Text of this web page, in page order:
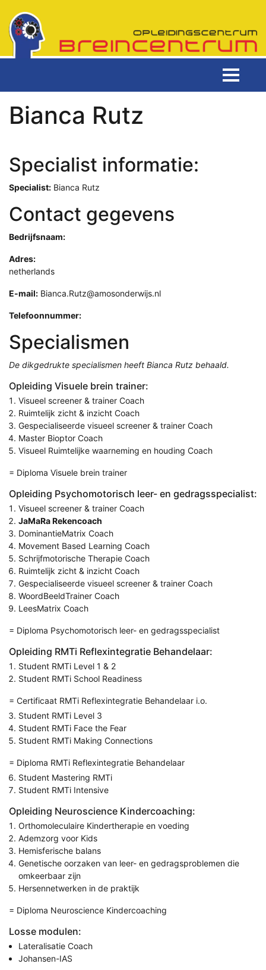
Bianca Rutz
Specialist informatie:
Specialist: Bianca Rutz
Contact gegevens
Bedrijfsnaam:
Adres:
netherlands
E-mail: Bianca.Rutz@amosonderwijs.nl
Telefoonnummer:
Specialismen
De dikgedrukte specialismen heeft Bianca Rutz behaald.
Opleiding Visuele brein trainer:
Visueel screener & trainer Coach
Ruimtelijk zicht & inzicht Coach
Gespecialiseerde visueel screener & trainer Coach
Master Bioptor Coach
Visueel Ruimtelijke waarneming en houding Coach
= Diploma Visuele brein trainer
Opleiding Psychomotorisch leer- en gedragsspecialist:
Visueel screener & trainer Coach
JaMaRa Rekencoach
DominantieMatrix Coach
Movement Based Learning Coach
Schrijfmotorische Therapie Coach
Ruimtelijk zicht & inzicht Coach
Gespecialiseerde visueel screener & trainer Coach
WoordBeeldTrainer Coach
LeesMatrix Coach
= Diploma Psychomotorisch leer- en gedragsspecialist
Opleiding RMTi Reflexintegratie Behandelaar:
Student RMTi Level 1 & 2
Student RMTi School Readiness
= Certificaat RMTi Reflexintegratie Behandelaar i.o.
Student RMTi Level 3
Student RMTi Face the Fear
Student RMTi Making Connections
= Diploma RMTi Reflexintegratie Behandelaar
Student Mastering RMTi
Student RMTi Intensive
Opleiding Neuroscience Kindercoaching:
Orthomoleculaire Kindertherapie en voeding
Ademzorg voor Kids
Hemisferische balans
Genetische oorzaken van leer- en gedragsproblemen die
omkeerbaar zijn
Hersennetwerken in de praktijk
= Diploma Neuroscience Kindercoaching
Losse modulen:
Lateralisatie Coach
Johansen-IAS